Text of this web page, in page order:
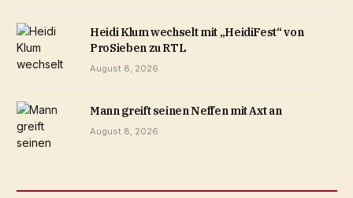
Heidi Klum wechselt mit „HeidiFest“ von
ProSieben zu RTL
August 8, 2026
Mann greift seinen Neffen mit Axt an
August 8, 2026